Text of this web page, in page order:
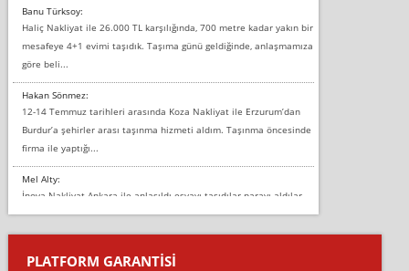
Banu Türksoy:
Haliç Nakliyat ile 26.000 TL karşılığında, 700 metre kadar yakın bir
mesafeye 4+1 evimi taşıdık. Taşıma günü geldiğinde, anlaşmamıza
göre beli...
Hakan Sönmez:
12-14 Temmuz tarihleri arasında Koza Nakliyat ile Erzurum’dan
Burdur’a şehirler arası taşınma hizmeti aldım. Taşınma öncesinde
firma ile yaptığı...
Mel Alty:
İnova Nakliyat Ankara ile anlaşıldı eşyayı taşıdılar parayı aldılar.
Salon duvarına bir baktım birisi boydan alüminyum renkli bantı
yapıştırm...
Murat:
PLATFORM GARANTİSİ